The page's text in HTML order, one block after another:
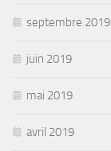
septembre 2019
juin 2019
mai 2019
avril 2019